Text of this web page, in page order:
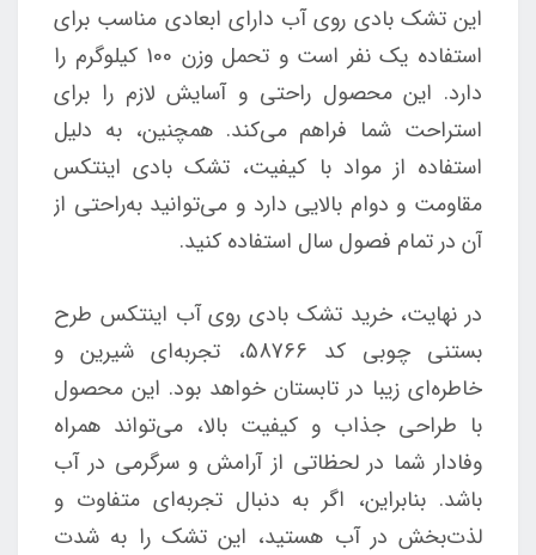
این تشک بادی روی آب دارای ابعادی مناسب برای
استفاده یک نفر است و تحمل وزن 100 کیلوگرم را
دارد. این محصول راحتی و آسایش لازم را برای
استراحت شما فراهم می‌کند. همچنین، به دلیل
استفاده از مواد با کیفیت، تشک بادی اینتکس
مقاومت و دوام بالایی دارد و می‌توانید به‌راحتی از
آن در تمام فصول سال استفاده کنید.
در نهایت، خرید تشک بادی روی آب اینتکس طرح
بستنی چوبی کد 58766، تجربه‌ای شیرین و
خاطره‌ای زیبا در تابستان خواهد بود. این محصول
با طراحی جذاب و کیفیت بالا، می‌تواند همراه
وفادار شما در لحظاتی از آرامش و سرگرمی در آب
باشد. بنابراین، اگر به دنبال تجربه‌ای متفاوت و
لذت‌بخش در آب هستید، این تشک را به شدت